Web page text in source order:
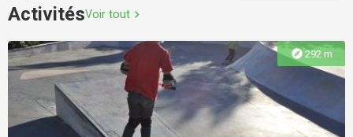
ActivitésVoir tout chevron_right
explore 292 m